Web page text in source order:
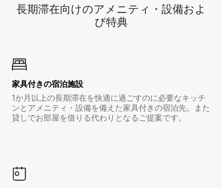
長期滞在向け⁠のア⁠メ⁠ニ⁠テ⁠ィ⁠・設⁠備⁠およ
び特⁠典
家具付き⁠の宿⁠泊⁠施⁠設
1か月以上の長期滞在を快適に過ごすのに必要なキッチ
ンとアメニティ・設備を備えた家具付きの宿泊先。また
貸しでお部屋を借りる代わりとなるご提案です。